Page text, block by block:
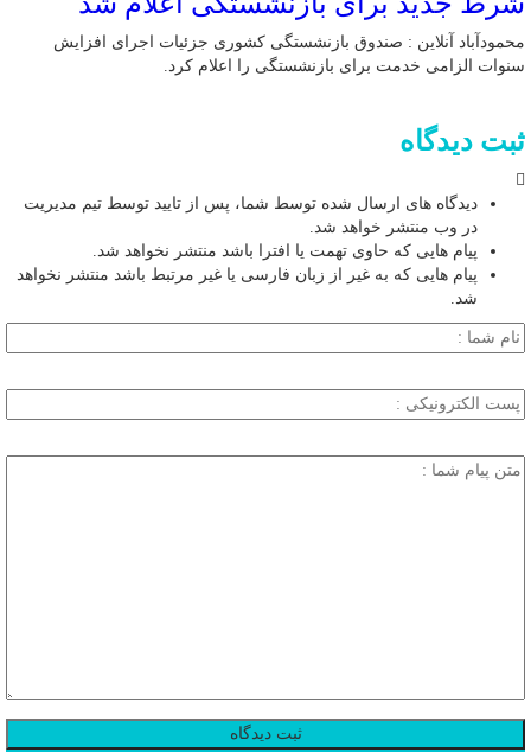
محمودآباد آنلاین : صندوق بازنشستگی کشوری جزئیات اجرای افزایش
سنوات الزامی خدمت برای بازنشستگی را اعلام کرد.
ثبت دیدگاه
دیدگاه های ارسال شده توسط شما، پس از تایید توسط تیم مدیریت
در وب منتشر خواهد شد.
پیام هایی که حاوی تهمت یا افترا باشد منتشر نخواهد شد.
پیام هایی که به غیر از زبان فارسی یا غیر مرتبط باشد منتشر نخواهد
شد.